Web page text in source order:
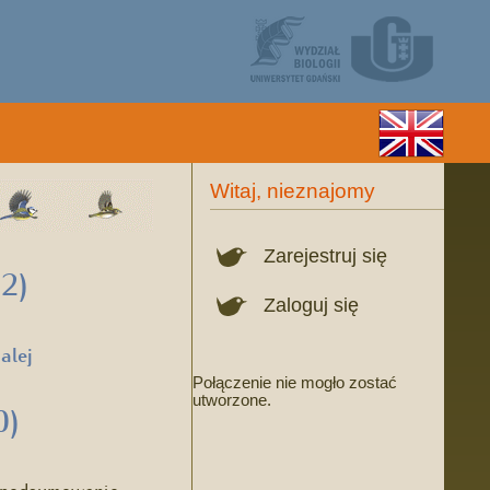
Witaj, nieznajomy
Zarejestruj się
Zaloguj się
Połączenie nie mogło zostać
utworzone.